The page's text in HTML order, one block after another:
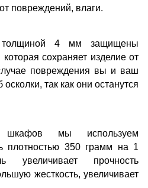
повреждений, влаги.
4 мм защищены
сохраняет изделие от
повреждения вы и ваш
так как они останутся
мы используем
плотностью 350 грамм на 1
прочность
жесткость, увеличивает